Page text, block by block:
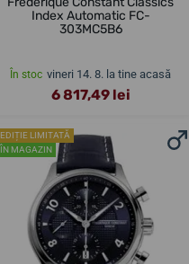
Index Automatic FC-
303MC5B6
În stoc vineri 14. 8. la tine acasă
6 817,49 lei
EDIȚIE LIMITATĂ
ÎN MAGAZIN